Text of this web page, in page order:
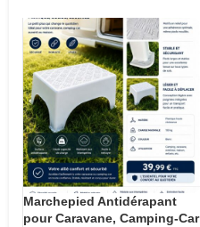
Marchepied Antidérapant
pour Caravane, Camping-Car